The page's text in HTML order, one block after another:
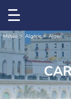
Météo Algérie Alger